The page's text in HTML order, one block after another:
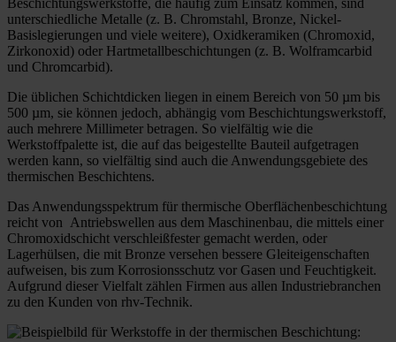
Beschichtungswerkstoffe, die häufig zum Einsatz kommen, sind
unterschiedliche Metalle (z. B. Chromstahl, Bronze, Nickel-
Basislegierungen und viele weitere), Oxidkeramiken (Chromoxid,
Zirkonoxid) oder Hartmetallbeschichtungen (z. B. Wolframcarbid
und Chromcarbid).
Die üblichen Schichtdicken liegen in einem Bereich von 50 µm bis
500 µm, sie können jedoch, abhängig vom Beschichtungswerkstoff,
auch mehrere Millimeter betragen. So vielfältig wie die
Werkstoffpalette ist, die auf das beigestellte Bauteil aufgetragen
werden kann, so vielfältig sind auch die Anwendungsgebiete des
thermischen Beschichtens.
Das Anwendungsspektrum für thermische Oberflächenbeschichtung
reicht von Antriebswellen aus dem Maschinenbau, die mittels einer
Chromoxidschicht verschleißfester gemacht werden, oder
Lagerhülsen, die mit Bronze versehen bessere Gleiteigenschaften
aufweisen, bis zum Korrosionsschutz vor Gasen und Feuchtigkeit.
Aufgrund dieser Vielfalt zählen Firmen aus allen Industriebranchen
zu den Kunden von rhv-Technik.